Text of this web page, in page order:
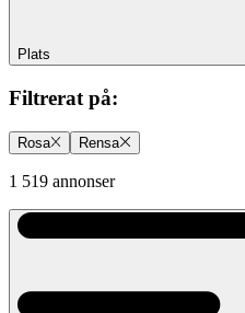
Plats
Filtrerat på:
Rosa Rensa
1 519 annonser